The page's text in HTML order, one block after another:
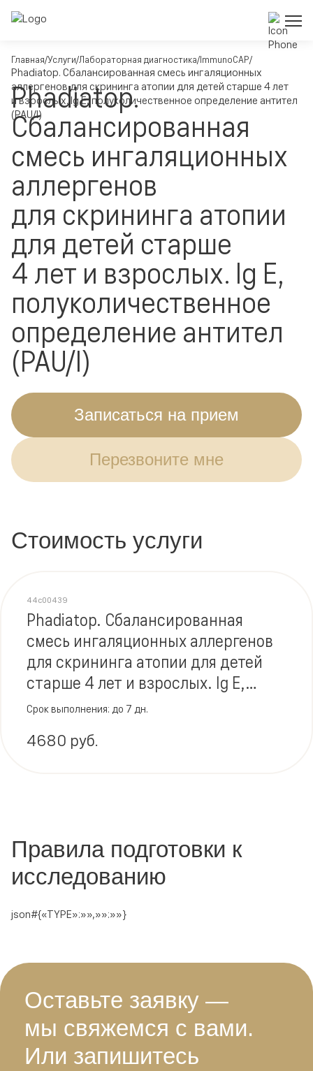
Главная Услуги Лабораторная диагностика ImmunoCAP
Phadiatop. Сбалансированная смесь ингаляционных
аллергенов для скрининга атопии для детей старше 4 лет
и взрослых. Ig E, полуколичественное определение антител
(PAU/I)
Phadiatop.
Сбалансированная
смесь ингаляционных
аллергенов
для скрининга атопии
для детей старше
4 лет и взрослых. Ig E,
полуколичественное
определение антител
(PAU/I)
Записаться на прием
Перезвоните мне
Стоимость услуги
Phadiatop. Сбалансированная
смесь ингаляционных аллергенов
для скрининга атопии для детей
старше 4 лет и взрослых. Ig E,
полуколичественное определение
44c00439
4680 руб.
Срок выполнения: до 7 дн.
Правила подготовки к
исследованию
json#{«TYPE»:»»,»»:»»}
Оставьте заявку —
мы свяжемся с вами.
Или запишитесь